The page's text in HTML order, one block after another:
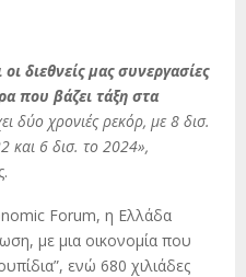
διεθνείς μας συνεργασίες
που βάζει τάξη στα
δύο χρονιές ρεκόρ, με 8 δισ.
και 6 δισ. το 2024»,
Forum, η Ελλάδα
με μια οικονομία που
ενώ 680 χιλιάδες